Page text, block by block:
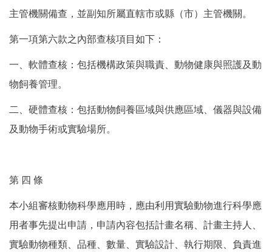
主管機關備查，並副知所屬直轄市或縣（市）主管機關。
第一項第六款之內部查核項目如下：
一、軟體查核：包括機構政策與職責、動物健康與照護及動
物飼養管理。
二、硬體查核：包括動物飼養區域與供應區域、儀器與設備
及動物手術或實驗場所。
第 四 條
本小組審核動物科學應用時，應由利用實驗動物進行科學應
用者事先提出申請，申請內容包括計畫名稱、計畫主持人、
實驗動物種類、品種、數量、實驗設計、執行期限、負責進